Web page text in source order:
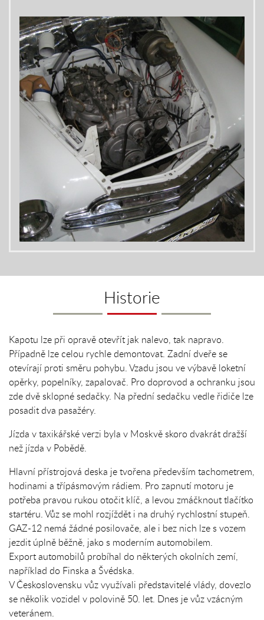
Historie
Kapotu lze při opravě otevřít jak nalevo, tak napravo.
Případně lze celou rychle demontovat. Zadní dveře se
otevírají proti směru pohybu. Vzadu jsou ve výbavě loketní
opěrky, popelníky, zapalovač. Pro doprovod a ochranku jsou
zde dvě sklopné sedačky. Na přední sedačku vedle řidiče lze
posadit dva pasažéry.
Jízda v taxikářské verzi byla v Moskvě skoro dvakrát dražší
než jízda v Pobědě.
Hlavní přístrojová deska je tvořena především tachometrem,
hodinami a třípásmovým rádiem. Pro zapnutí motoru je
potřeba pravou rukou otočit klíč, a levou zmáčknout tlačítko
startéru. Vůz se mohl rozjíždět i na druhý rychlostní stupeň.
GAZ-12 nemá žádné posilovače, ale i bez nich lze s vozem
jezdit úplně běžně, jako s moderním automobilem.
Export automobilů probíhal do některých okolních zemí,
například do Finska a Švédska.
V Československu vůz využívali představitelé vlády, dovezlo
se několik vozidel v polovině 50. let. Dnes je vůz vzácným
veteránem.